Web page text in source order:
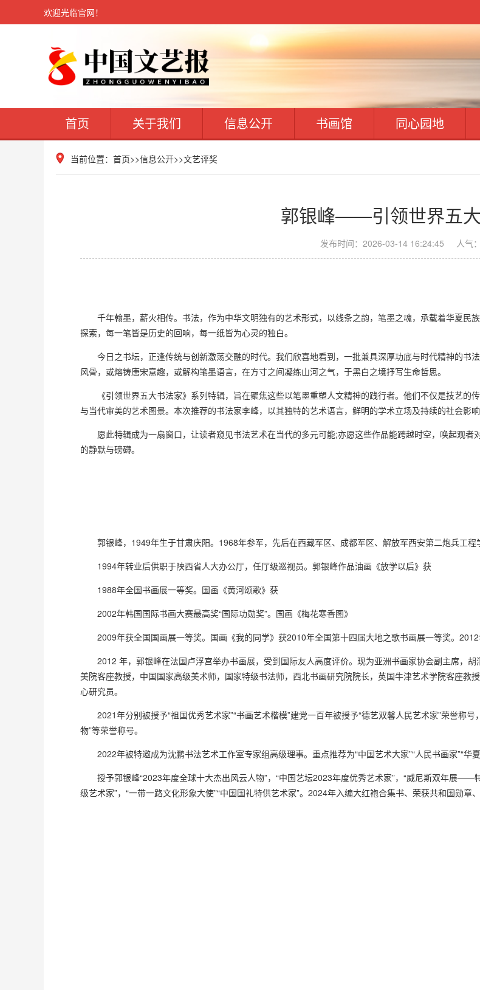
欢迎光临官网！
首页 关于我们 信息公开 书画馆 同心园地
当前位置： 首页>>信息公开>>文艺评奖
郭银峰——引领世界五
发布时间：2026-03-14 16:24:45 人气
千年翰墨，薪火相传。书法，作为中华文明独有的艺术形式，以线条之韵，笔墨之魂，承载着华夏民
探索，每一笔皆是历史的回响，每一纸皆为心灵的独白。
今日之书坛，正逢传统与创新激荡交融的时代。我们欣喜地看到，一批兼具深厚功底与时代精神的书
风骨，或熔铸唐宋意趣，或解构笔墨语言，在方寸之间凝练山河之气，于黑白之境抒写生命哲思。
《引领世界五大书法家》系列特辑，旨在聚焦这些以笔墨重塑人文精神的践行者。他们不仅是技艺的
与当代审美的艺术图景。本次推荐的书法家李峰，以其独特的艺术语言，鲜明的学术立场及持续的社会影
愿此特辑成为一扇窗口，让读者窥见书法艺术在当代的多元可能;亦愿这些作品能跨越时空，唤起观者
的静默与磅礴。
郭银峰，1949年生于甘肃庆阳。1968年参军，先后在西藏军区、成都军区、解放军西安第二炮兵工程
1994年转业后供职于陕西省人大办公厅，任厅级巡视员。郭银峰作品油画《放学以后》获
1988年全国书画展一等奖。国画《黄河颂歌》获
2002年韩国国际书画大赛最高奖“国际功勋奖”。国画《梅花寒香图》
2009年获全国国画展一等奖。国画《我的同学》获2010年全国第十四届大地之歌书画展一等奖。2012
2012 年，郭银峰在法国卢浮宫举办书画展，受到国际友人高度评价。现为亚洲书画家协会副主席，
美院客座教授，中国国家高级美术师，国家特级书法师，西北书画研究院院长，英国牛津艺术学院客座教
心研究员。
2021年分别被授予“祖国优秀艺术家”“书画艺术楷模”建党一百年被授予“德艺双馨人民艺术家”荣誉称号
物”等荣誉称号。
2022年被特邀成为沈鹏书法艺术工作室专家组高级理事。重点推荐为“中国艺术大家”“人民书画家”“华夏
授予郭银峰“2023年度全球十大杰出风云人物”，“中国艺坛2023年度优秀艺术家”，“威尼斯双年展——
级艺术家”，“一带一路文化形象大使”“中国国礼特供艺术家”。2024年入编大红袍合集书、荣获共和国勋章